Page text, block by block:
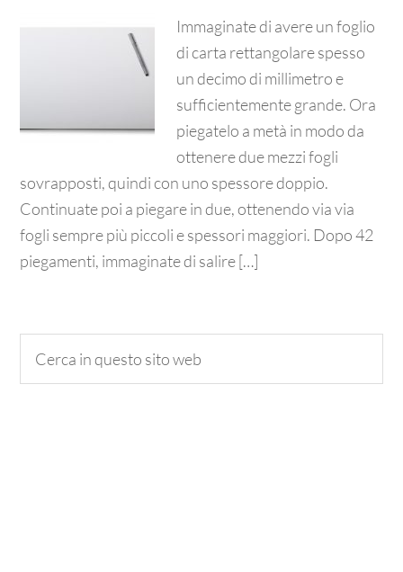
Immaginate di avere un foglio
di carta rettangolare spesso
un decimo di millimetro e
sufficientemente grande. Ora
piegatelo a metà in modo da
ottenere due mezzi fogli
sovrapposti, quindi con uno spessore doppio.
Continuate poi a piegare in due, ottenendo via via
fogli sempre più piccoli e spessori maggiori. Dopo 42
piegamenti, immaginate di salire […]